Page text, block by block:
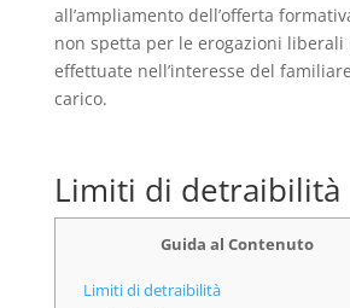
all’ampliamento dell’offerta
non spetta per le erogazioni liberali
effettuate nell’interesse del
carico.
Limiti di detraibilità
Guida al Contenuto
Limiti di detraibilità